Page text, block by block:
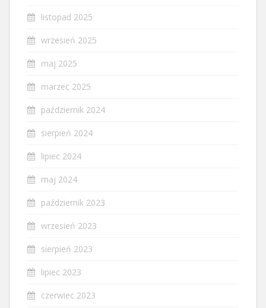
listopad 2025
wrzesień 2025
maj 2025
marzec 2025
październik 2024
sierpień 2024
lipiec 2024
maj 2024
październik 2023
wrzesień 2023
sierpień 2023
lipiec 2023
czerwiec 2023